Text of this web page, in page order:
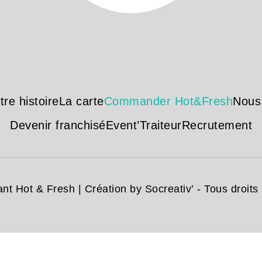
histoireLa carteCommander Hot&Fresh
Devenir franchiséEvent’TraiteurRecrutement
Hot & Fresh | Création by Socreativ’ - Tous droits